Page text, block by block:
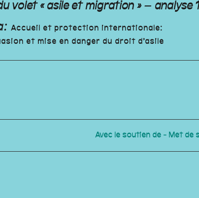
volet « asile et migration » – analyse
Accueil et protection internationale:
et mise en danger du droit d’asile
Avec le soutien de - Met de